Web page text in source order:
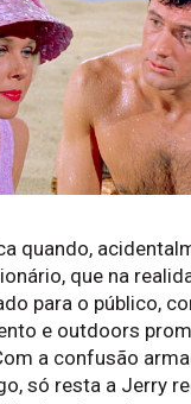
quando,
que na
para o público,
e outdoors
a confusão
só resta a Jerry